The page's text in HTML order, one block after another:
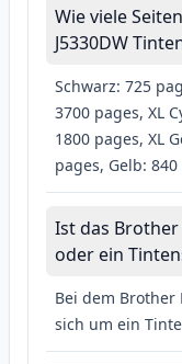
Wie viele
J5330DW
Schwarz: 725
3700 pages, XL
1800 pages, XL
pages, Gelb:
Ist das Brother
oder ein
Bei dem Brother
sich um ein